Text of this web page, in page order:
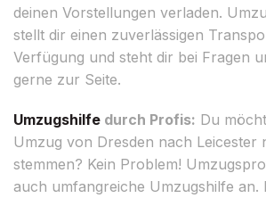
deinen Vorstellungen verladen.
stellt dir einen zuverlässigen
Verfügung und steht dir bei Fragen
gerne zur Seite.
Umzugshilfe durch Profis: Du
Umzug von Dresden nach Leicester
stemmen? Kein Problem!
auch umfangreiche Umzugshilfe an.